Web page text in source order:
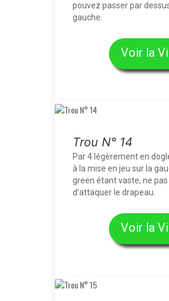
pouvez passer par
gauche.
Voir la
Trou N° 14
Par 4 légèrement en
à la mise en jeu sur la
green étant vaste, ne
d’attaquer le drapeau.
Voir la